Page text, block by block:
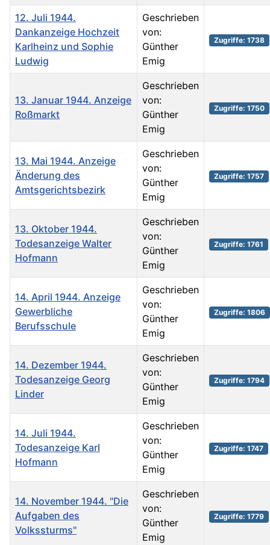
12. Juli 1944.
Dankanzeige Hochzeit
Karlheinz und Sophie
Ludwig
Geschrieben
von:
Günther
Emig
Zugriffe: 1738
13. Januar 1944. Anzeige
Roßmarkt
Geschrieben
von:
Günther
Emig
Zugriffe: 1750
13. Mai 1944. Anzeige
Änderung des
Amtsgerichtsbezirk
Geschrieben
von:
Günther
Emig
Zugriffe: 1757
13. Oktober 1944.
Todesanzeige Walter
Hofmann
Geschrieben
von:
Günther
Emig
Zugriffe: 1761
14. April 1944. Anzeige
Gewerbliche
Berufsschule
Geschrieben
von:
Günther
Emig
Zugriffe: 1806
14. Dezember 1944.
Todesanzeige Georg
Linder
Geschrieben
von:
Günther
Emig
Zugriffe: 1794
14. Juli 1944.
Todesanzeige Karl
Hofmann
Geschrieben
von:
Günther
Emig
Zugriffe: 1747
14. November 1944. "Die
Aufgaben des
Volkssturms"
Geschrieben
von:
Günther
Emig
Zugriffe: 1779